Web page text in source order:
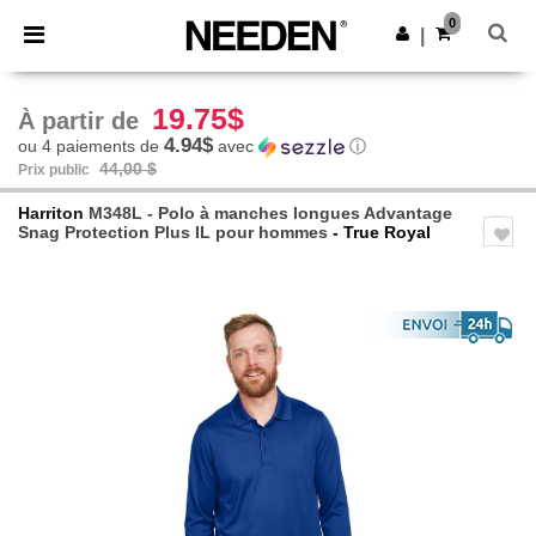
× Appli Needen
Meilleurs prix sur l’app !
Obtenir l'appli
0
À partir de 19.75$
ou 4 paiements de 4.94$avec ⓘ
Prix public 44,00 $
Harriton M348L - Polo à manches longues Advantage
Snag Protection Plus IL pour hommes - True Royal